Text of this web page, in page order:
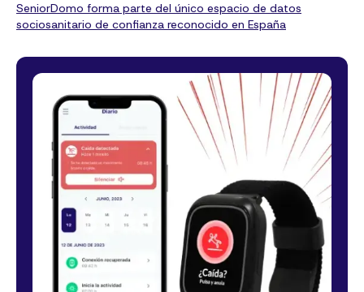
SeniorDomo forma parte del único espacio de datos
sociosanitario de confianza reconocido en España